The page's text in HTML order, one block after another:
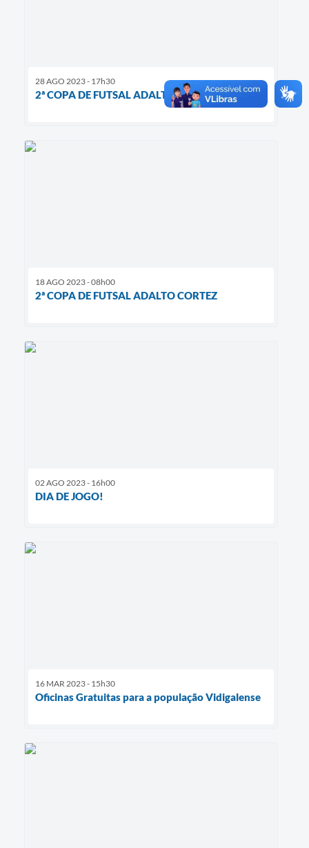
28 AGO 2023 - 17h30
2ª COPA DE FUTSAL ADALTO CORTEZ
18 AGO 2023 - 08h00
2ª COPA DE FUTSAL ADALTO CORTEZ
02 AGO 2023 - 16h00
DIA DE JOGO!
16 MAR 2023 - 15h30
Oficinas Gratuitas para a população Vidigalense